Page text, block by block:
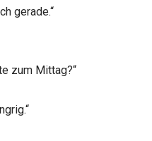
gerade.“
zum Mittag?“